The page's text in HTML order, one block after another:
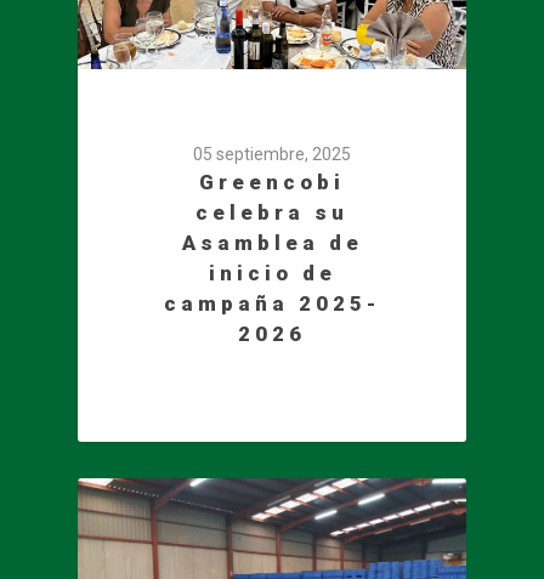
05 septiembre, 2025
Greencobi
celebra su
Asamblea de
inicio de
campaña 2025-
2026